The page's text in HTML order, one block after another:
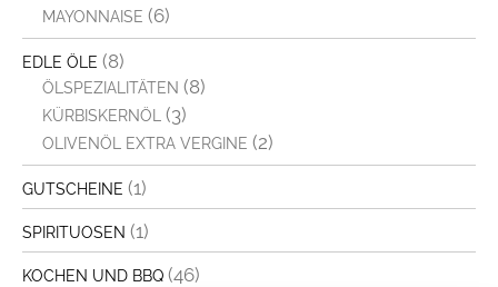
MAYONNAISE (6)
EDLE ÖLE (8)
ÖLSPEZIALITÄTEN (8)
KÜRBISKERNÖL (3)
OLIVENÖL EXTRA VERGINE (2)
GUTSCHEINE (1)
SPIRITUOSEN (1)
KOCHEN UND BBQ (46)